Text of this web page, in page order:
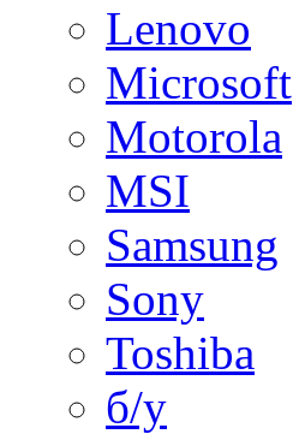
Lenovo
Microsoft
Motorola
MSI
Samsung
Sony
Toshiba
б/у